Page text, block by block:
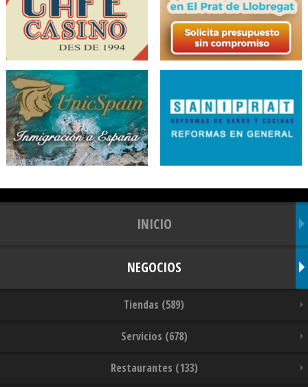
INICIO
NEGOCIOS
Tiendas (589)
Servicios (678)
Restaurantes (133)